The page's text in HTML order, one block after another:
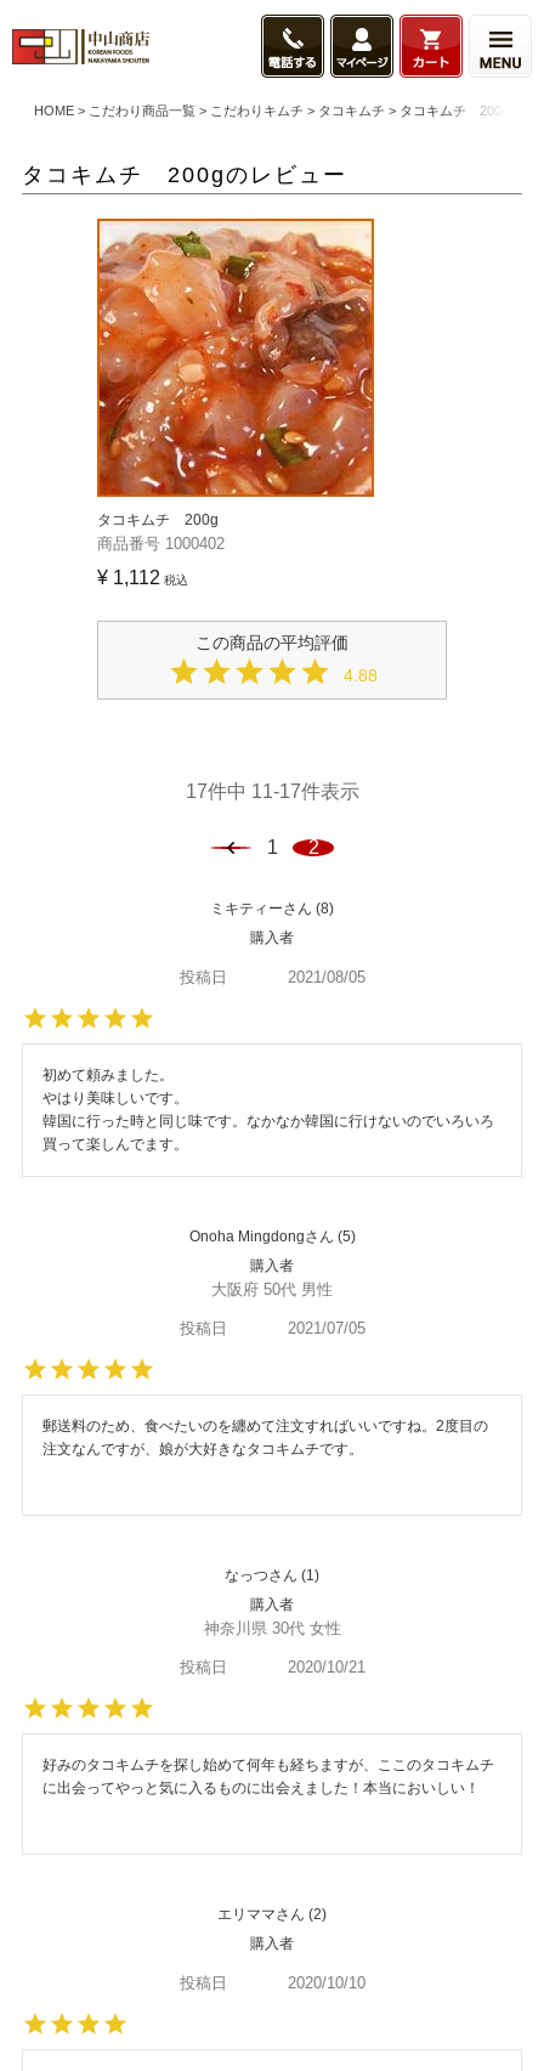
HOME こだわり商品一覧 こだわりキムチ タコキムチ タコキムチ 200gのレ
タコキムチ 200gのレビュー
タコキムチ 200g
商品番号 1000402
¥ 1,112 税込
4.88
17件中 11-17件表示
1 2
ミキティー
8
購入者
投稿日 2021/08/05
初めて頼みました。
やはり美味しいです。
韓国に行った時と同じ味です。なかなか韓国に行けないのでいろいろ
買って楽しんでます。
Onoha Mingdong
5
購入者
大阪府 50代 男性
投稿日 2021/07/05
郵送料のため、食べたいのを纏めて注文すればいいですね。2度目の
注文なんですが、娘が大好きなタコキムチです。
なっつ
1
購入者
神奈川県 30代 女性
投稿日 2020/10/21
好みのタコキムチを探し始めて何年も経ちますが、ここのタコキムチ
に出会ってやっと気に入るものに出会えました！本当においしい！
エリママ
2
購入者
投稿日 2020/10/10